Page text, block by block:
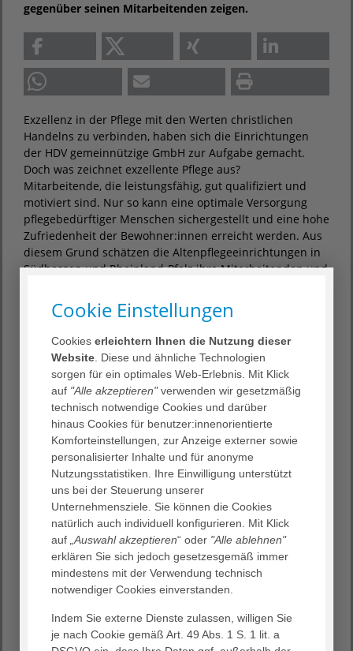
gegenüber seinen Mitarbeitenden zeigen.
Exzellenz in der Pflege mit den Werten christlichen
Handelns zu verbinden, haben sich die Einrichtungen
der HDV gemeinnützige GmbH zur Aufgabe gemacht.
Doch was zeichnet exzellente Pflege aus?
Mitarbeitende, die leistungsfähig, gut qualifiziert und
motiviert sind. Nur so kann eine optimale Versorgung
pflegebedürftiger Menschen sichergestellt und eine hohe
Zufriedenheit der Bewohner:innen erreicht werden. Aus
diesem Grund schätzen die Altenpflegeeinrichtungen in
Südhessen und Rheinland-Pfalz ihre Mitarbeitenden und
Zum heutigen Tag der Pflege erhalten alle
Mitarbeitenden als kleines „Danke“ für ihren Dienst am
und für den Menschen und damit für die Gesellschaft,
die 10-Euro-Sondermünze „Pflege“. Damit soll die
besondere Bedeutung der Pflege-Berufsgruppen in den
Fokus gestellt werden, die für das Funktionieren unserer
Gesellschaft und das Leben jedes Einzelnen
unverzichtbar sind. Die Münze ist Ausdruck des Respekts
und der Wertschätzung der stets im Interesse des
Gemeinwohls handelnden Menschen.
„Mit viel Herz und großem Engagement kümmern sich
unsere Mitarbeiterinnen und Mitarbeiter um die
Menschen. Sie versorgen unsere Bewohnerinnen und
Bewohner rund um die Uhr – haben stets ein offenes Ohr
für ihre Anliegen“, berichtet Bernhard Pammer,
Geschäftsführer HDV gemeinnützige GmbH.
Der Pflegeberuf ist nicht nur ein Job und es dreht sich
Pflege. Zudem tragen viele Menschen im Hintergrund
dazu bei, dass die Versorgung funktioniert – helfende
Cookie Einstellungen
Cookieserleichtern Ihnen die Nutzung dieser
Website . Diese und ähnliche Technologien
sorgen für ein optimales Web-Erlebnis. Mit Klick
auf "Alle akzeptieren"verwenden wir gesetzmäßig
technisch notwendige Cookies und darüber
hinaus Cookies für benutzer:innenorientierte
Komforteinstellungen, zur Anzeige externer sowie
personalisierter Inhalte und für anonyme
Nutzungsstatistiken. Ihre Einwilligung unterstützt
uns bei der Steuerung unserer
Unternehmensziele. Sie können die Cookies
natürlich auch individuell konfigurieren. Mit Klick
auf „Auswahl akzeptieren“ oder "Alle ablehnen"
erklären Sie sich jedoch gesetzesgemäß immer
mindestens mit der Verwendung technisch
notwendiger Cookies einverstanden.
Indem Sie externe Dienste zulassen, willigen Sie
je nach Cookie gemäß Art. 49 Abs. 1 S. 1 lit. a